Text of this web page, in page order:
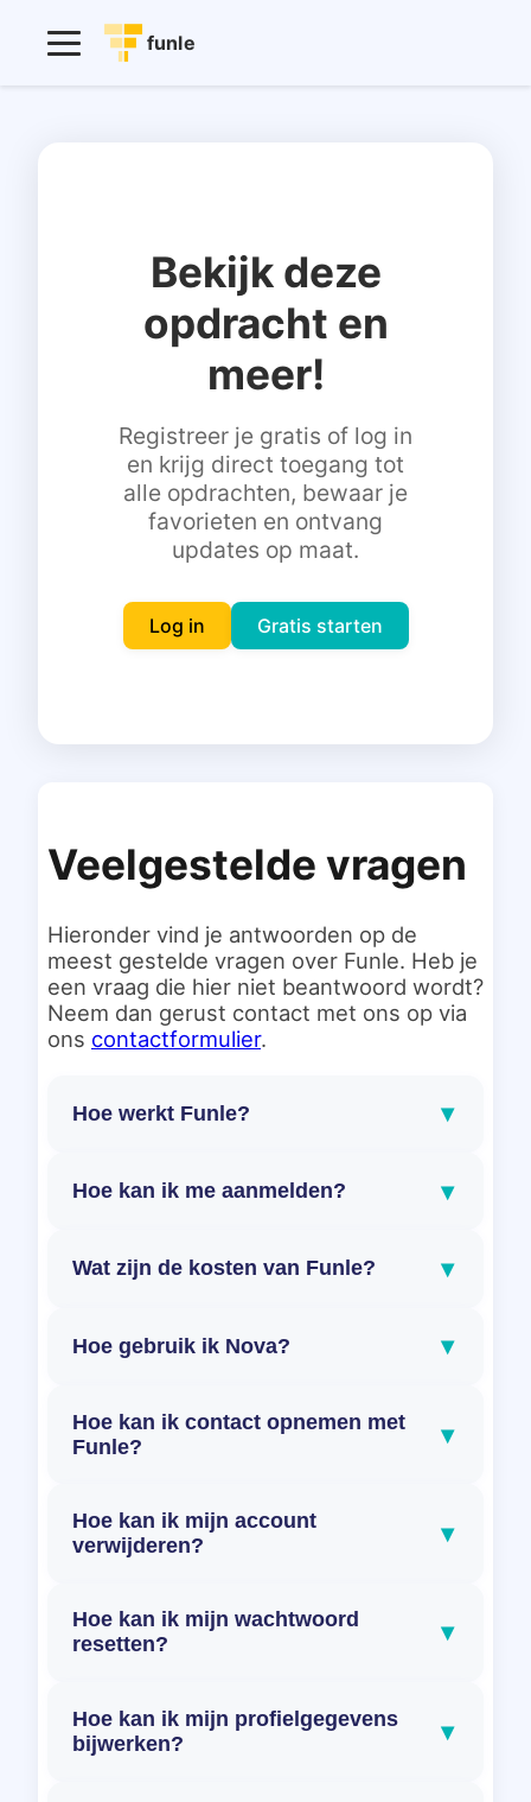
funle
Inloggen
Gratis starten
Bekijk deze
opdracht en
meer!
Registreer je gratis of log in
en krijg direct toegang tot
alle opdrachten, bewaar je
favorieten en ontvang
updates op maat.
Log in Gratis starten
Veelgestelde vragen
Hieronder vind je antwoorden op de
meest gestelde vragen over Funle. Heb je
een vraag die hier niet beantwoord wordt?
Neem dan gerust contact met ons op via
ons contactformulier.
Hoe werkt Funle? ▾
Hoe kan ik me aanmelden? ▾
Wat zijn de kosten van Funle? ▾
Hoe gebruik ik Nova? ▾
Hoe kan ik contact opnemen met
Funle?
▾
Hoe kan ik mijn account
verwijderen?
▾
Hoe kan ik mijn wachtwoord
resetten?
▾
Hoe kan ik mijn profielgegevens
bijwerken?
▾